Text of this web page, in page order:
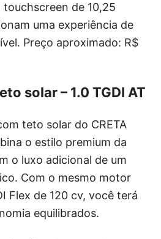
de 10,25
uma experiência de
Preço aproximado: R$
solar – 1.0 TGDI AT
teto solar do CRETA
o estilo premium da
o luxo adicional de um
Com o mesmo motor
Flex de 120 cv, você terá
equilibrados.